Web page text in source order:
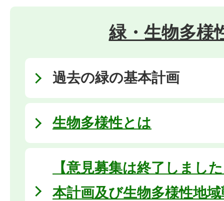
緑・生物多様
過去の緑の基本計画
生物多様性とは
【意見募集は終了しまし
本計画及び生物多様性地